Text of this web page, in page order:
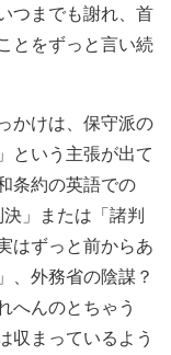
つまでも謝れ、首
とをずっと言い続
かけは、保守派の
という主張が出て
条約の英語での
決」または「諸判
はずっと前からあ
、外務省の陰謀？
へんのとちゃう
収まっているよう